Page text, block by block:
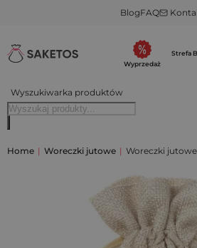
BlogFAQ
Wyszukiwarka produktów
Wyprzedaż
Strefa
Home | Woreczki jutowe | Woreczki